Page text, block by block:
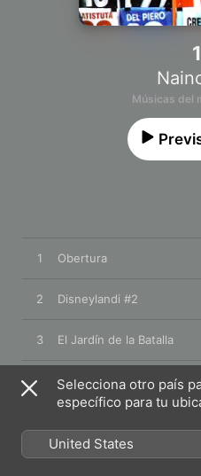
1
Músicas del
1 Obertura
2 Disneylandi #2
3 El Jardín de la Batalla
4 You Can't Do That
6 My Guitar Wants to Kill
Selecciona otro país
específico para tu
United States